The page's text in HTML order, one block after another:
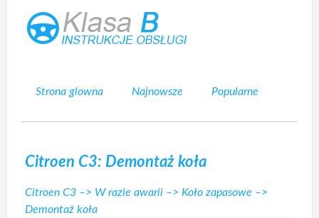
Strona glowna Najnowsze Popularne
Citroen C3: Demontaż koła
Citroen C3 –> W razie awarii –> Koło zapasowe –>
Demontaż koła